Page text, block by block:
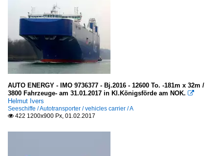
AUTO ENERGY - IMO 9736377 - Bj.2016 - 12600 To. -181m x 32m /
3800 Fahrzeuge- am 31.01.2017 in Kl.Königsförde am NOK. 
Helmut Ivers
Seeschiffe / Autotransporter / vehicles carrier / A
 422 1200x900 Px, 01.02.2017